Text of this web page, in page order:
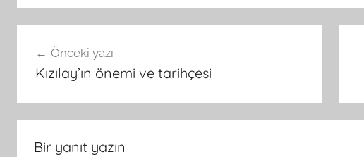
gezinmesi
Önceki yazı
Kızılay’ın önemi ve tarihçesi
Bir yanıt yazın